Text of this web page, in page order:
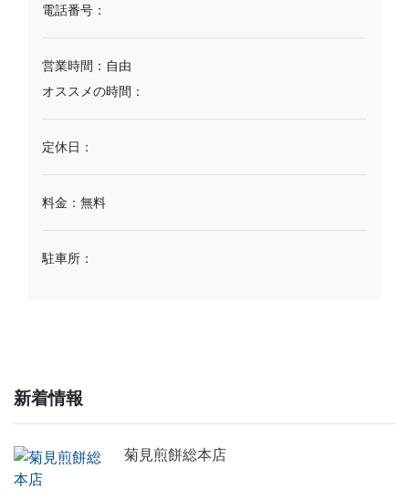
電話番号：
営業時間：自由
オススメの時間：
定休日：
料金：無料
駐車所：
新着情報
菊見煎餅総本店